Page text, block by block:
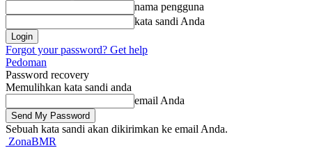
nama pengguna
kata sandi Anda
Forgot your password? Get help
Pedoman
Password recovery
Memulihkan kata sandi anda
email Anda
Sebuah kata sandi akan dikirimkan ke email Anda.
ZonaBMR